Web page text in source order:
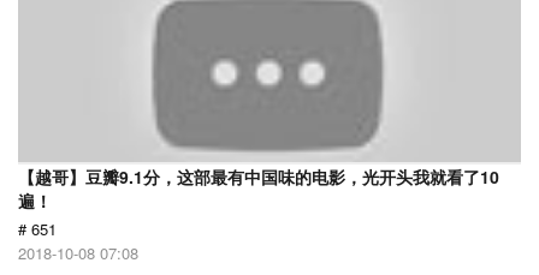
【越哥】豆瓣9.1分，这部最有中国味的电影，光开头我就看了10
遍！
# 651
2018-10-08 07:08